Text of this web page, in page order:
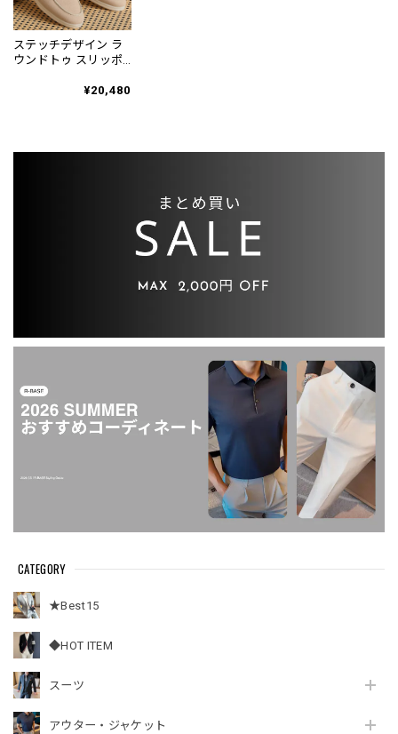
CATEGORY
★Best15
◆HOT ITEM
スーツ
アウター・ジャケット
ステッチデザイン ラ
ウンドトゥ スリッポ
¥20,480